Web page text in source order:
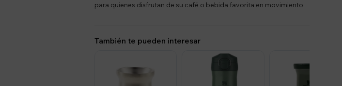
para quienes disfrutan de su café o bebida favorita en movimiento
También te pueden interesar